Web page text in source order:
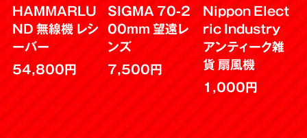
HAMMARLU
ND 無線機 レシ
ーバー
54,800円
SIGMA 70-2
00mm 望遠レ
ンズ
7,500円
Nippon Elect
ric Industry
アンティーク雑
貨 扇風機
1,000円